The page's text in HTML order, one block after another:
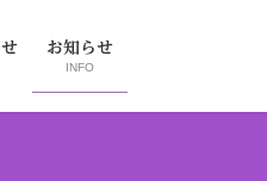
お知らせ
INFO